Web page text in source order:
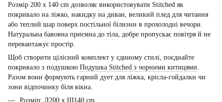
Розмір 200 x 140 cm дозволяє використовувати Stitched як
покривало на ліжко, накидку на диван, великий плед для читання
або теплий шар поверх постільної білизни в прохолодні вечори.
Натуральна бавовна приємна до тіла, добре пропускає повітря й не
перевантажує простір.
Щоб створити цілісний комплект у єдиному стилі, поєднайте
покривало з подушкою Подушка Stitched з чорними китицями
Разом вони формують гарний дует для ліжка, крісла-гойдалки чи
зони відпочинку біля вікна.
Розмір: Д200 x Ш140 cm